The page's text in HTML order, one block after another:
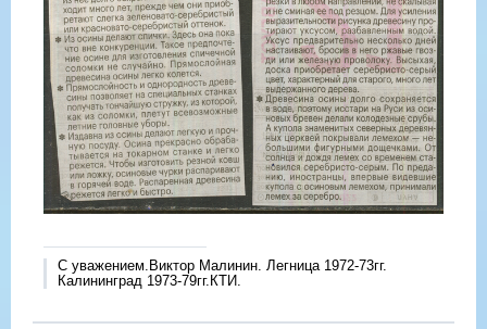
С уважением.Виктор Малинин. Легница 1972-73гг.
Калининград 1973-79гг.КТИ.